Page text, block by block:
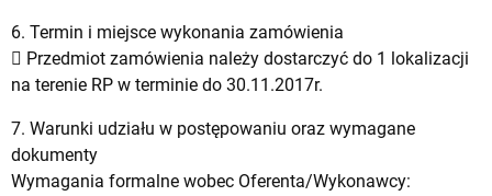
6. Termin i miejsce wykonania zamówienia
 Przedmiot zamówienia należy dostarczyć do 1 lokalizacji
na terenie RP w terminie do 30.11.2017r.
7. Warunki udziału w postępowaniu oraz wymagane
dokumenty
Wymagania formalne wobec Oferenta/Wykonawcy: